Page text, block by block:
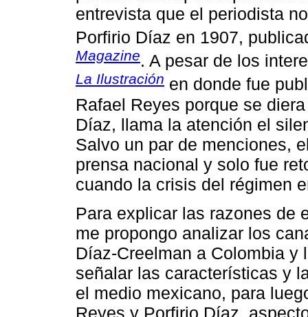
entrevista que el periodista
Porfirio Díaz en 1907,
Magazine. A pesar de los
La Ilustración en donde fue
Rafael Reyes porque se
Díaz, llama la atención el
Salvo un par de menciones,
prensa nacional y solo fue
cuando la crisis del régimen
Para explicar las razones de
me propongo analizar los
Díaz-Creelman a Colombia y
señalar las características y
el medio mexicano, para
Reyes y Porfirio Díaz,